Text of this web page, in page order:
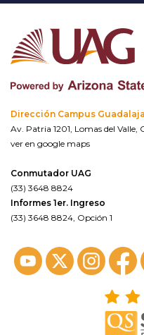
Dirección Campus
Av. Patria 1201, Lomas del Valle,
ver en google maps
Conmutador UAG
(33) 3648 8824
Informes 1er. Ingreso
(33) 3648 8824, Opción 1